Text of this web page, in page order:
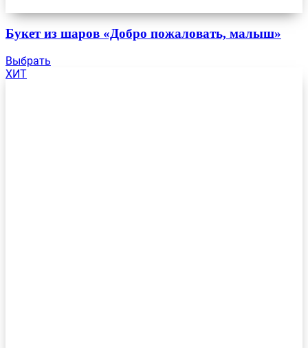
Букет из шаров «Добро пожаловать, малыш»
Выбрать
ХИТ